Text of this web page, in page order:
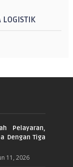
LOGISTIK
Pelayaran,
Dengan Tiga
11, 2026